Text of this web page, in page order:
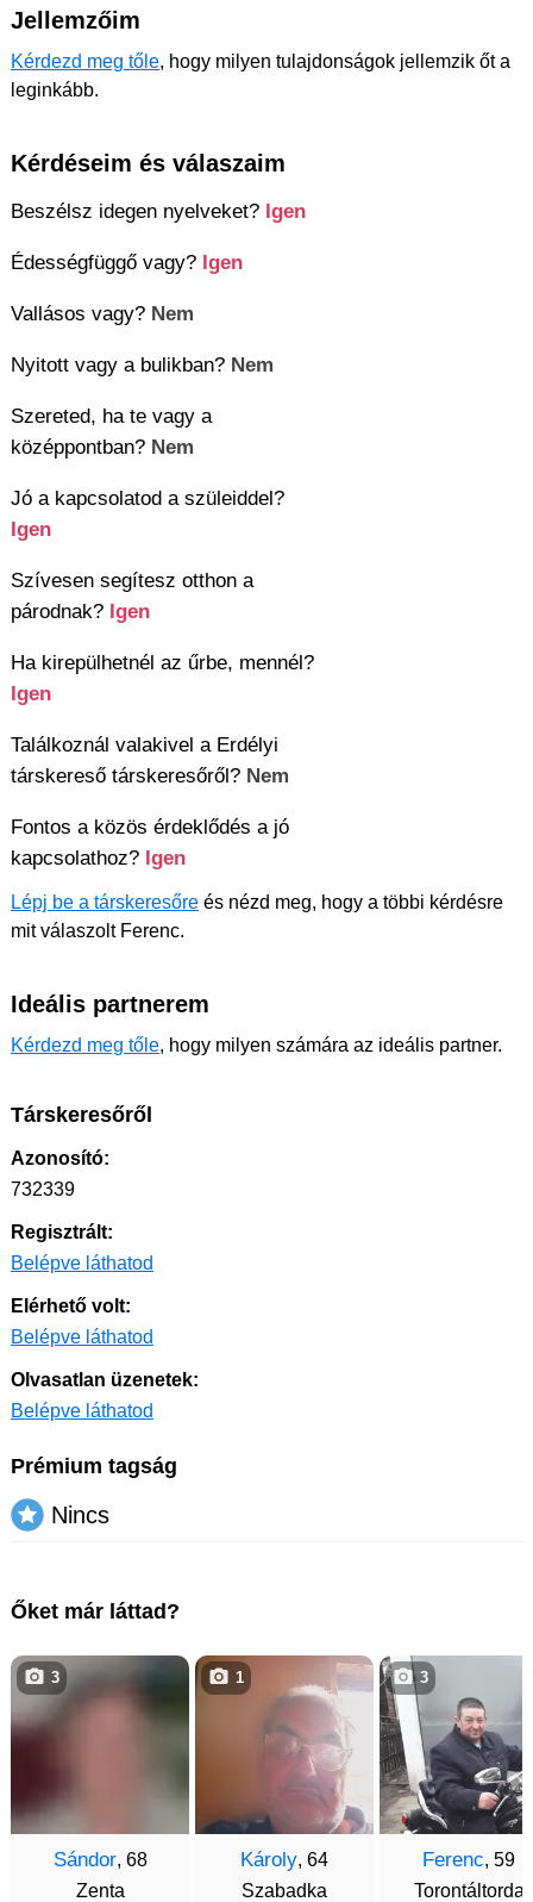
Jellemzőim
Kérdezd meg tőle, hogy milyen tulajdonságok jellemzik őt a
leginkább.
Kérdéseim és válaszaim
Beszélsz idegen nyelveket? Igen
Édességfüggő vagy? Igen
Vallásos vagy? Nem
Nyitott vagy a bulikban? Nem
Szereted, ha te vagy a
középpontban? Nem
Jó a kapcsolatod a szüleiddel?
Igen
Szívesen segítesz otthon a
párodnak? Igen
Ha kirepülhetnél az űrbe, mennél?
Igen
Találkoznál valakivel a Erdélyi
társkereső társkeresőről? Nem
Fontos a közös érdeklődés a jó
kapcsolathoz? Igen
Lépj be a társkeresőre és nézd meg, hogy a többi kérdésre
mit válaszolt Ferenc.
Ideális partnerem
Kérdezd meg tőle, hogy milyen számára az ideális partner.
Társkeresőről
Azonosító:
732339
Regisztrált:
Belépve láthatod
Elérhető volt:
Belépve láthatod
Olvasatlan üzenetek:
Belépve láthatod
Prémium tagság
Nincs
Őket már láttad?
Sándor, 68
Zenta
3
Károly, 64
Szabadka
1
Ferenc, 59
Torontáltorda
3